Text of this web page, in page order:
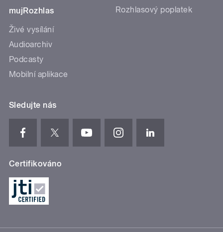
mujRozhlas
Živé vysílání
Audioarchiv
Podcasty
Mobilní aplikace
Rozhlasový poplatek
Sledujte nás
Certifikováno